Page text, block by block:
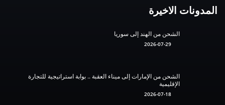
المدونات الاخيرة
الشحن من الهند إلى سوريا
2026-07-29
الشحن من الإمارات إلى ميناء العقبة .. بوابة استراتيجية للتجارة
الإقليمية
2026-07-18